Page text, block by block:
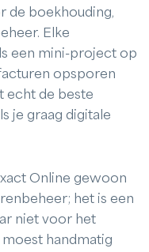
de boekhouding,
Elke
een mini-project op
opsporen
echt de beste
je graag digitale
Online gewoon
het is een
niet voor het
handmatig